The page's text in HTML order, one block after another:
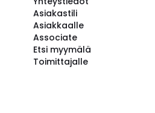
Asiakastili
Asiakkaalle
Associate
Etsi myymälä
Toimittajalle